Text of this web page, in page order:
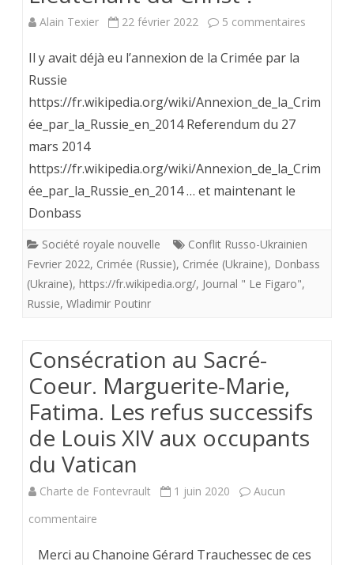
Coeur
Alain Texier 22 février 2022 5 commentaires
sis
la
poudrière
qui
nous
Il y avait déjà eu l’annexion de la Crimée par la
Russie
https://fr.wikipedia.org/wiki/Annexion_de_la_Crim
ée_par_la_Russie_en_2014 Referendum du 27
mars 2014
https://fr.wikipedia.org/wiki/Annexion_de_la_Crim
ée_par_la_Russie_en_2014 … et maintenant le
Donbass
Société royale nouvelle
Conflit Russo-Ukrainien
Fevrier 2022, Crimée (Russie), Crimée (Ukraine), Donbass
(Ukraine), https://fr.wikipedia.org/, Journal " Le Figaro",
Russie, Wladimir Poutinr
Consécration au Sacré-
Coeur. Marguerite-Marie,
Fatima. Les refus successifs
de Louis XIV aux occupants
du Vatican
Charte de Fontevrault 1 juin 2020
Aucun
commentaire
Merci au Chanoine Gérard Trauchessec de ces